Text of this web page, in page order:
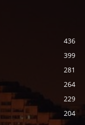
436
399
281
264
229
204